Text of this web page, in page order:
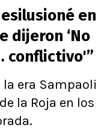
en
dijeron ‘No
conflictivo'”
la era Sampaoli
la Roja en los